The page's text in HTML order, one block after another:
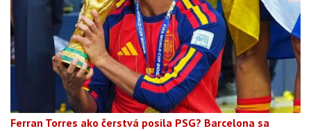
Ferran Torres ako čerstvá posila PSG? Barcelona sa